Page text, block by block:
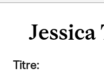
Titre: